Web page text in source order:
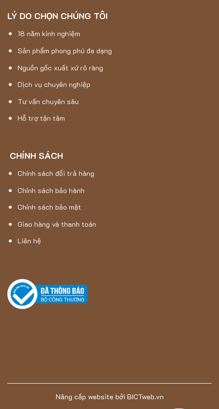
LÝ DO CHỌN CHÚNG TÔI
18 năm kinh nghiệm
Sản phẩm phong phú đa dạng
Nguồn gốc xuất xứ rõ ràng
Dịch vụ chuyên nghiệp
Tư vấn chuyên sâu
Hỗ trợ tận tâm
CHÍNH SÁCH
Chính sách đổi trả hàng
Chính sách bảo hành
Chính sách bảo mật
Giao hàng và thanh toán
Liên hệ
Nâng cấp website bởi BICTweb.vn